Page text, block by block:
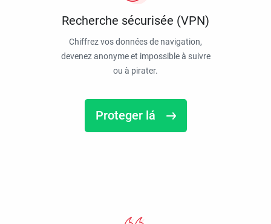
Recherche sécurisée (VPN)
Chiffrez vos données de navigation,
devenez anonyme et impossible à suivre
ou à pirater.
Proteger lá